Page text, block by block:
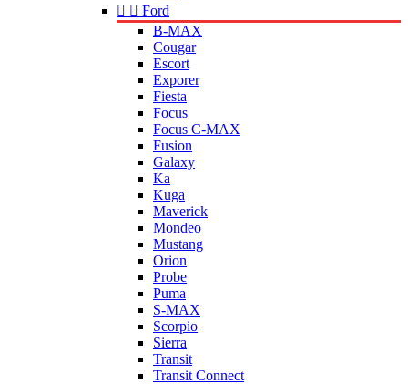
  Ford
B-MAX
Cougar
Escort
Exporer
Fiesta
Focus
Focus C-MAX
Fusion
Galaxy
Ka
Kuga
Maverick
Mondeo
Mustang
Orion
Probe
Puma
S-MAX
Scorpio
Sierra
Transit
Transit Connect